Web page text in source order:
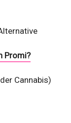
Promi?
Cannabis)